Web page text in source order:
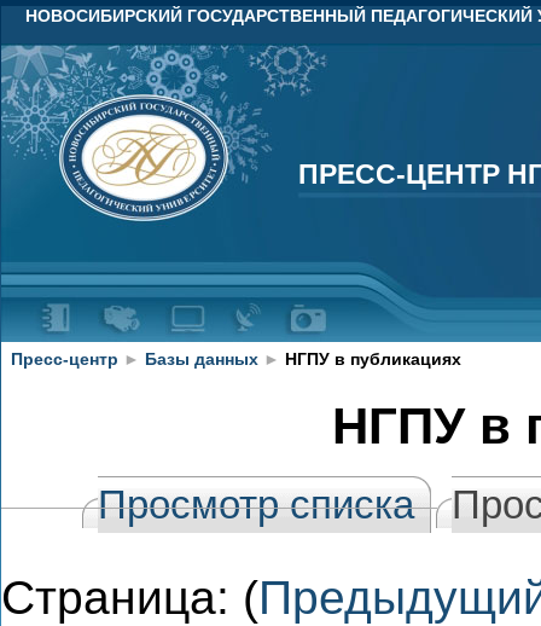
НОВОСИБИРСКИЙ ГОСУДАРСТВЕННЫЙ ПЕДАГОГИЧЕСКИЙ
ПРЕСС-ЦЕНТР
ПРЕСС-ЦЕНТР
Пресс-центр ► Базы данных ► НГПУ в публикациях
НГПУ в
Просмотр списка
Страница: (